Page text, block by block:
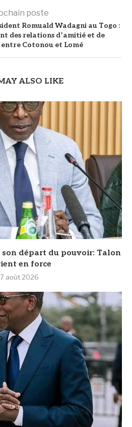
poste
Romuald Wadagni au Togo :
des relations d’amitié et de
Cotonou et Lomé
ALSO LIKE
son départ du pouvoir: Talon
en force
7 août 2026